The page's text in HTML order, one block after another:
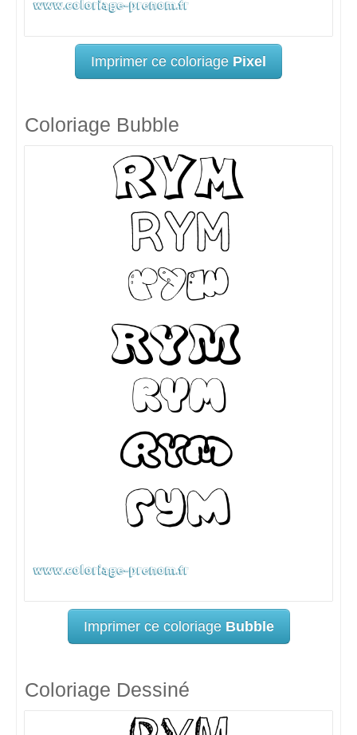
Imprimer ce coloriage Pixel
Coloriage Bubble
Imprimer ce coloriage Bubble
Coloriage Dessiné